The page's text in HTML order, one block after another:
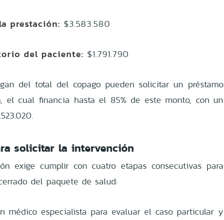
prestación: $3.583.580
del paciente: $1.791.790
del total del copago pueden solicitar un préstamo
el cual financia hasta el 85% de este monto, con un
solicitar la intervención
exige cumplir con cuatro etapas consecutivas para
del paquete de salud:
médico especialista para evaluar el caso particular y